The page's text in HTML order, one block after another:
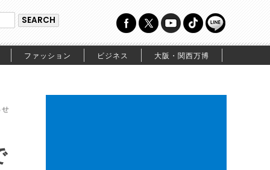
ファッション ビジネス 大阪・関西万博